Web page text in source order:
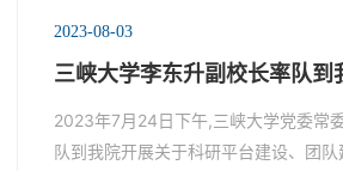
2023-08-03
三峡大学李东升副校长率队到
2023年7月24日下午,三峡大学党委常
队到我院开展关于科研平台建设、团